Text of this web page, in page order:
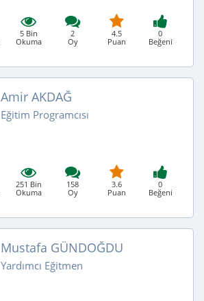
5 Bin
Okuma
2
Oy
4.5
Puan
0
Beğeni
Amir AKDAĞ
Eğitim Programcısı
251 Bin
Okuma
158
Oy
3.6
Puan
0
Beğeni
Mustafa GÜNDOĞDU
Yardımcı Eğitmen